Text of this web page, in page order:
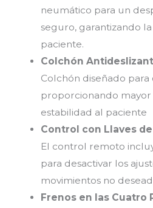
neumático para un
seguro, garantizando
paciente.
Colchón
Colchón diseñado
proporcionando
estabilidad al paciente
Control con Llaves
El control remoto
para desactivar los
movimientos no
Frenos en las Cuatro